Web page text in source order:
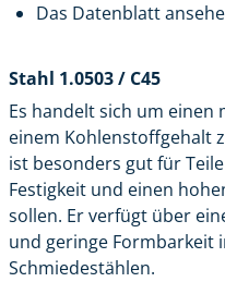
Das Datenblatt
Stahl 1.0503 / C45
Es handelt sich um
einem Kohlenstoffgehalt
ist besonders gut für
Festigkeit und einen
sollen. Er verfügt über
und geringe Formbarkeit
Schmiedestählen.